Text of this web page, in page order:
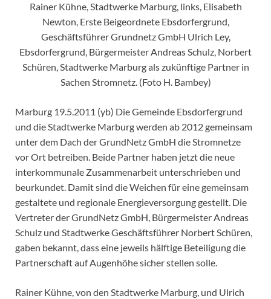
Rainer Kühne, Stadtwerke Marburg, links, Elisabeth
Newton, Erste Beigeordnete Ebsdorfergrund,
Geschäftsführer Grundnetz GmbH Ulrich Ley,
Ebsdorfergrund, Bürgermeister Andreas Schulz, Norbert
Schüren, Stadtwerke Marburg als zukünftige Partner in
Sachen Stromnetz. (Foto H. Bambey)
Marburg 19.5.2011 (yb) Die Gemeinde Ebsdorfergrund
und die Stadtwerke Marburg werden ab 2012 gemeinsam
unter dem Dach der GrundNetz GmbH die Stromnetze
vor Ort betreiben. Beide Partner haben jetzt die neue
interkommunale Zusammenarbeit unterschrieben und
beurkundet. Damit sind die Weichen für eine gemeinsam
gestaltete und regionale Energieversorgung gestellt. Die
Vertreter der GrundNetz GmbH, Bürgermeister Andreas
Schulz und Stadtwerke Geschäftsführer Norbert Schüren,
gaben bekannt, dass eine jeweils hälftige Beteiligung die
Partnerschaft auf Augenhöhe sicher stellen solle.
Rainer Kühne, von den Stadtwerke Marburg, und Ulrich